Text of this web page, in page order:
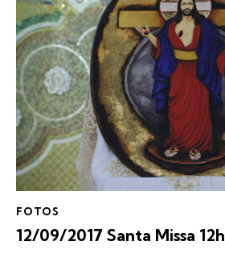
FOTOS
12/09/2017 Santa Missa 12h